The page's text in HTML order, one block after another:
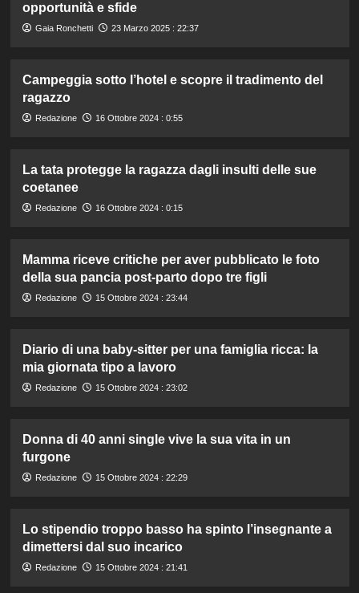
opportunità e sfide
Gaia Ronchetti 23 Marzo 2025 : 22:37
Campeggia sotto l’hotel e scopre il tradimento del
ragazzo
Redazione 16 Ottobre 2024 : 0:55
La tata protegge la ragazza dagli insulti delle sue
coetanee
Redazione 16 Ottobre 2024 : 0:15
Mamma riceve critiche per aver pubblicato le foto
della sua pancia post-parto dopo tre figli
Redazione 15 Ottobre 2024 : 23:44
Diario di una baby-sitter per una famiglia ricca: la
mia giornata tipo a lavoro
Redazione 15 Ottobre 2024 : 23:02
Donna di 40 anni single vive la sua vita in un
furgone
Redazione 15 Ottobre 2024 : 22:29
Lo stipendio troppo basso ha spinto l’insegnante a
dimettersi dal suo incarico
Redazione 15 Ottobre 2024 : 21:41